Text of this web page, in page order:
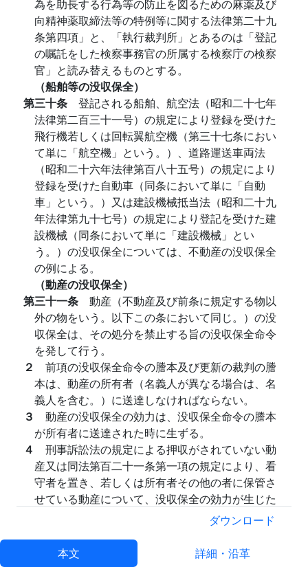
為を助長する行為等の防止を図るための麻薬及び
向精神薬取締法等の特例等に関する法律第二十九
条第四項」と、「執行裁判所」とあるのは「登記
の嘱託をした検察事務官の所属する検察庁の検察
官」と読み替えるものとする。
（船舶等の没収保全）
第三十条 登記される船舶、航空法（昭和二十七年
法律第二百三十一号）の規定により登録を受けた
飛行機若しくは回転翼航空機（第三十七条におい
て単に「航空機」という。）、道路運送車両法
（昭和二十六年法律第百八十五号）の規定により
登録を受けた自動車（同条において単に「自動
車」という。）又は建設機械抵当法（昭和二十九
年法律第九十七号）の規定により登記を受けた建
設機械（同条において単に「建設機械」とい
う。）の没収保全については、不動産の没収保全
の例による。
（動産の没収保全）
第三十一条 動産（不動産及び前条に規定する物以
外の物をいう。以下この条において同じ。）の没
収保全は、その処分を禁止する旨の没収保全命令
を発して行う。
２ 前項の没収保全命令の謄本及び更新の裁判の謄
本は、動産の所有者（名義人が異なる場合は、名
義人を含む。）に送達しなければならない。
３ 動産の没収保全の効力は、没収保全命令の謄本
が所有者に送達された時に生ずる。
４ 刑事訴訟法の規定による押収がされていない動
産又は同法第百二十一条第一項の規定により、看
守者を置き、若しくは所有者その他の者に保管さ
せている動産について、没収保全の効力が生じた
ときは、検察官は、公示書をはり付ける方法その
他相当の方法により、その旨を公示する措置を執
らなければならない。
ダウンロード
本文 詳細・沿革